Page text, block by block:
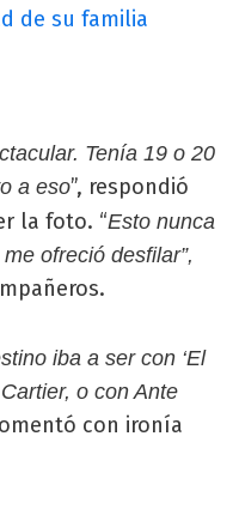
de su familia
Tenía 19 o 20
a eso”, respondió
la foto. “Esto nunca
ofreció desfilar”,
iba a ser con ‘El
o con Ante
con ironía